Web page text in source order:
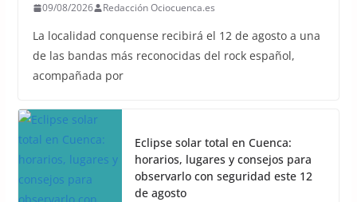
09/08/2026 Redacción Ociocuenca.es
La localidad conquense recibirá el 12 de agosto a una
de las bandas más reconocidas del rock español,
acompañada por
Eclipse solar total en Cuenca:
horarios, lugares y consejos para
observarlo con seguridad este 12
de agosto